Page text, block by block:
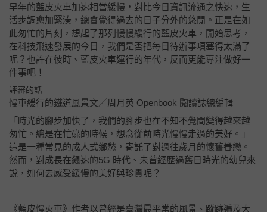
早年的藍皮火車加速相當緩慢，對比今日資訊流通之快速，生
活步調愈加緊湊，總會覺得過去的日子分外的悠閒。正是在如
此匆忙的片刻，想起了那列慢慢緩行的藍皮火車，開始思考，
在科技飛速發展的今日，我們是否把每日待辦事項塞得太滿了
呢？也許在彼時、藍皮火車運行的年代，反而更能專注做好一
件事吧！
評審的話
慢車緩行的鐵道風景文／周月英 Openbook 閱讀誌總編輯
「時光的腳步加快了，我們的腳步也在不知不覺間變得越來越
匆忙。總是在忙碌的時候，想念從前時光慢慢走過的美好。」
這是一種常見的成人式鄉愁，寄託了對過往歲月的懷舊眷戀。
然而，對成長在飆速的5G 時代、未曾經歷過舊日時光的幼兒來
說，如何去感受緩慢的美好與珍貴呢？
《藍皮慢火車》作者以曾經是臺灣最平常的風景、蹤跡遍及大